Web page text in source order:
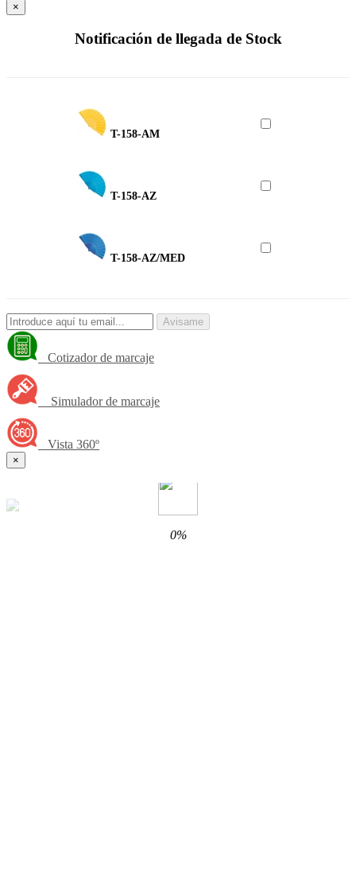
×
Notificación de llegada de Stock
T-158-AM
T-158-AZ
T-158-AZ/MED
Avisame
Cotizador de marcaje
Simulador de marcaje
Vista 360º
×